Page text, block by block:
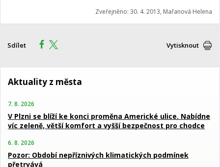
Zveřejněno: 30. 4. 2013, Mařanová Helena
Sdílet Vytisknout
Aktuality z města
7. 8. 2026
V Plzni se blíží ke konci proměna Americké ulice. Nabídne
víc zeleně, větší komfort a vyšší bezpečnost pro chodce
6. 8. 2026
Pozor: Období nepříznivých klimatických podmínek
přetrvává